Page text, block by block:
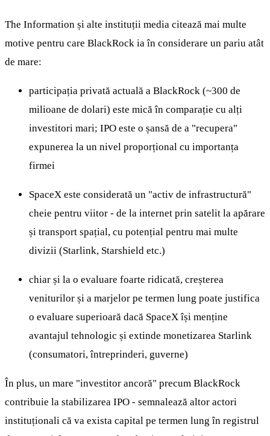
The Information și alte instituții media citează mai multe
motive pentru care BlackRock ia în considerare un pariu atât
de mare:
participația privată actuală a BlackRock (~300 de
milioane de dolari) este mică în comparație cu alți
investitori mari; IPO este o șansă de a "recupera"
expunerea la un nivel proporțional cu importanța
firmei
SpaceX este considerată un "activ de infrastructură"
cheie pentru viitor - de la internet prin satelit la apărare
și transport spațial, cu potențial pentru mai multe
divizii (Starlink, Starshield etc.)
chiar și la o evaluare foarte ridicată, creșterea
veniturilor și a marjelor pe termen lung poate justifica
o evaluare superioară dacă SpaceX își menține
avantajul tehnologic și extinde monetizarea Starlink
(consumatori, întreprinderi, guverne)
În plus, un mare "investitor ancoră" precum BlackRock
contribuie la stabilizarea IPO - semnalează altor actori
instituționali că va exista capital pe termen lung în registrul